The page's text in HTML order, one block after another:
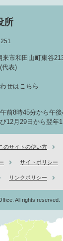
所
来市和田山町東谷
代表)
せはこちら
前8時45分から午
12月29日から翌年
のサイトの使い方
サイトポリシー
リンクポリシー
All rights reserved.